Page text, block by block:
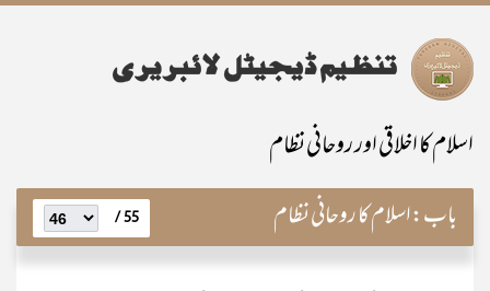
اسلام کا اخلاقی اور روحانی نظام
باب:اسلام کا روحانی نظام 55 /